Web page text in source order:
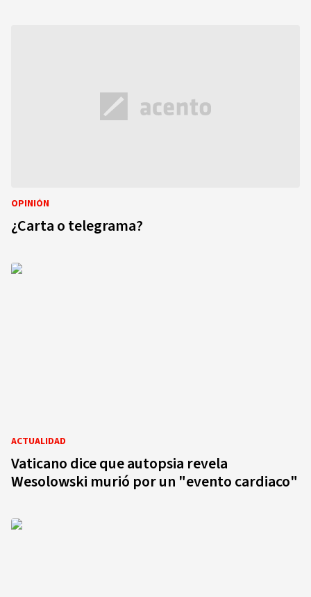
OPINIÓN
¿Carta o telegrama?
ACTUALIDAD
Vaticano dice que autopsia revela
Wesolowski murió por un "evento cardiaco"